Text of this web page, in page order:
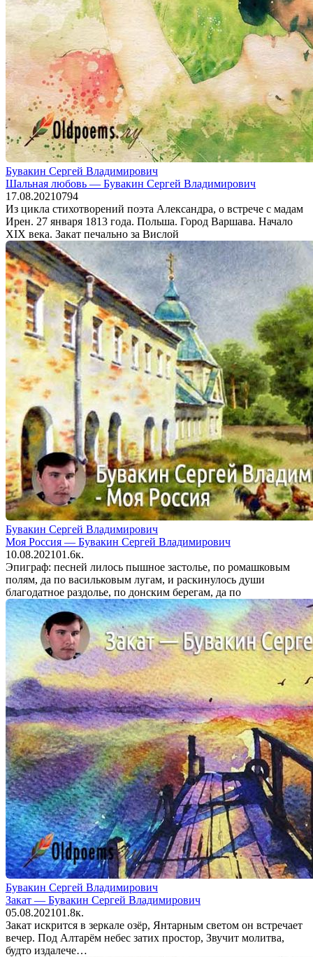
Бувакин Сергей Владимирович
Шальная любовь — Бувакин Сергей Владимирович
17.08.20210794
Из цикла стихотворений поэта Александра, о встрече с мадам
Ирен. 27 января 1813 года. Польша. Город Варшава. Начало
XIX века. Закат печально за Вислой
Бувакин Сергей Владимирович
Моя Россия — Бувакин Сергей Владимирович
10.08.202101.6к.
Эпиграф: песней лилось пышное застолье, по ромашковым
полям, да по васильковым лугам, и раскинулось души
благодатное раздолье, по донским берегам, да по
Бувакин Сергей Владимирович
Закат — Бувакин Сергей Владимирович
05.08.202101.8к.
Закат искрится в зеркале озёр, Янтарным светом он встречает
вечер. Под Алтарём небес затих простор, Звучит молитва,
будто издалече…